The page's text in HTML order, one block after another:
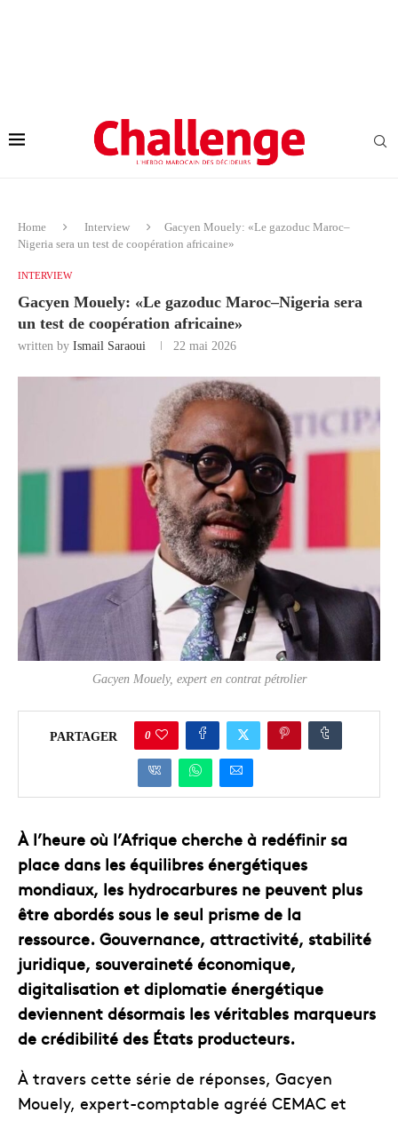
Home Interview
Gacyen Mouely: «Le gazoduc Maroc–
Nigeria sera un test de coopération africaine»
INTERVIEW
Gacyen Mouely: «Le gazoduc Maroc–Nigeria sera
un test de coopération africaine»
written by Ismail Saraoui 22 mai 2026
Gacyen Mouely, expert en contrat pétrolier
PARTAGER 0
À l’heure où l’Afrique cherche à redéfinir sa
place dans les équilibres énergétiques
mondiaux, les hydrocarbures ne peuvent plus
être abordés sous le seul prisme de la
ressource. Gouvernance, attractivité, stabilité
juridique, souveraineté économique,
digitalisation et diplomatie énergétique
deviennent désormais les véritables marqueurs
de crédibilité des États producteurs.
À travers cette série de réponses, Gacyen
Mouely, expert-comptable agréé CEMAC et